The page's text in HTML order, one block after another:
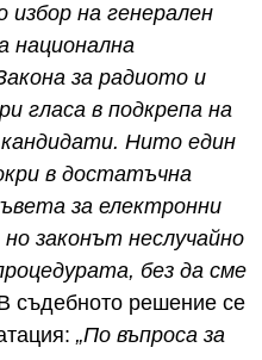
на генерален
национална
за радиото и
гласа в подкрепа на
Нито един
в достатъчна
за електронни
законът неслучайно
без да сме
съдебното решение се
„По въпроса за